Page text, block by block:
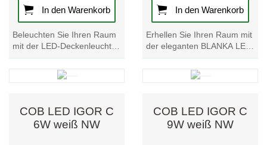
In den Warenkorb
Beleuchten Sie Ihren Raum
mit der LED-Deckenleuchte
BIGBEN C 72W NW.
Verbessern Sie Ihr Ambiente
mit dieser modernen...
In den Warenkorb
Erhellen Sie Ihren Raum mit
der eleganten BLANKA LED
20W NW Deckenleuchte.
Modernes Design und
Energieeffizienz...
COB LED IGOR C
6W weiß NW
COB LED IGOR C
9W weiß NW